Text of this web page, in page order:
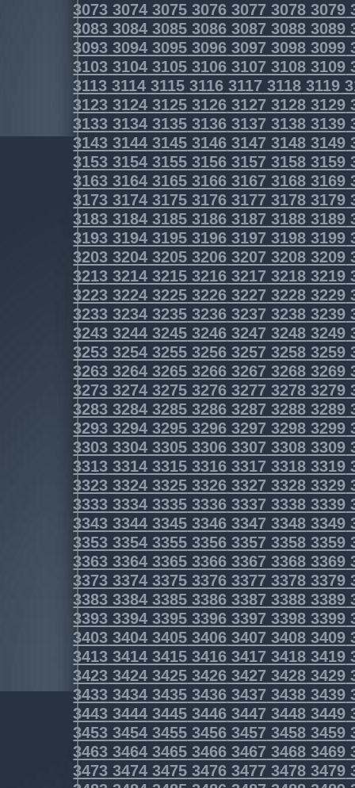
3073 3074 3075 3076 3077 3078 3079
3083 3084 3085 3086 3087 3088 3089
3093 3094 3095 3096 3097 3098 3099
3103 3104 3105 3106 3107 3108 3109
3113 3114 3115 3116 3117 3118 3119
3123 3124 3125 3126 3127 3128 3129
3133 3134 3135 3136 3137 3138 3139
3143 3144 3145 3146 3147 3148 3149
3153 3154 3155 3156 3157 3158 3159
3163 3164 3165 3166 3167 3168 3169
3173 3174 3175 3176 3177 3178 3179
3183 3184 3185 3186 3187 3188 3189
3193 3194 3195 3196 3197 3198 3199
3203 3204 3205 3206 3207 3208 3209
3213 3214 3215 3216 3217 3218 3219
3223 3224 3225 3226 3227 3228 3229
3233 3234 3235 3236 3237 3238 3239
3243 3244 3245 3246 3247 3248 3249
3253 3254 3255 3256 3257 3258 3259
3263 3264 3265 3266 3267 3268 3269
3273 3274 3275 3276 3277 3278 3279
3283 3284 3285 3286 3287 3288 3289
3293 3294 3295 3296 3297 3298 3299
3303 3304 3305 3306 3307 3308 3309
3313 3314 3315 3316 3317 3318 3319
3323 3324 3325 3326 3327 3328 3329
3333 3334 3335 3336 3337 3338 3339
3343 3344 3345 3346 3347 3348 3349
3353 3354 3355 3356 3357 3358 3359
3363 3364 3365 3366 3367 3368 3369
3373 3374 3375 3376 3377 3378 3379
3383 3384 3385 3386 3387 3388 3389
3393 3394 3395 3396 3397 3398 3399
3403 3404 3405 3406 3407 3408 3409
3413 3414 3415 3416 3417 3418 3419
3423 3424 3425 3426 3427 3428 3429
3433 3434 3435 3436 3437 3438 3439
3443 3444 3445 3446 3447 3448 3449
3453 3454 3455 3456 3457 3458 3459
3463 3464 3465 3466 3467 3468 3469
3473 3474 3475 3476 3477 3478 3479